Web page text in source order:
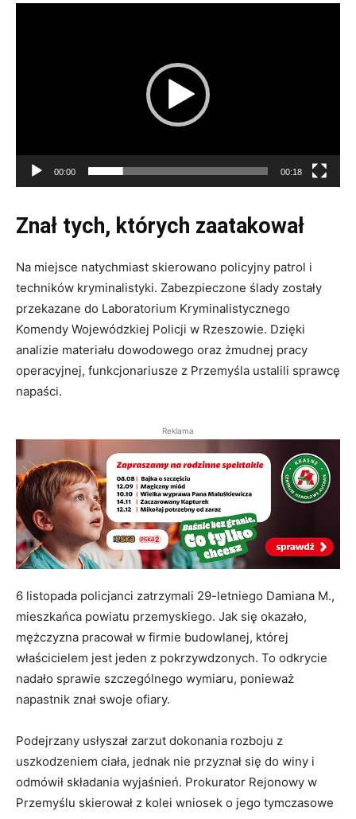
00:00 00:18
Znał tych, których zaatakował
Na miejsce natychmiast skierowano policyjny patrol i
techników kryminalistyki. Zabezpieczone ślady zostały
przekazane do Laboratorium Kryminalistycznego
Komendy Wojewódzkiej Policji w Rzeszowie. Dzięki
analizie materiału dowodowego oraz żmudnej pracy
operacyjnej, funkcjonariusze z Przemyśla ustalili sprawcę
napaści.
Reklama
6 listopada policjanci zatrzymali 29-letniego Damiana M.,
mieszkańca powiatu przemyskiego. Jak się okazało,
mężczyzna pracował w firmie budowlanej, której
właścicielem jest jeden z pokrzywdzonych. To odkrycie
nadało sprawie szczególnego wymiaru, ponieważ
napastnik znał swoje ofiary.
Podejrzany usłyszał zarzut dokonania rozboju z
uszkodzeniem ciała, jednak nie przyznał się do winy i
odmówił składania wyjaśnień. Prokurator Rejonowy w
Przemyślu skierował z kolei wniosek o jego tymczasowe